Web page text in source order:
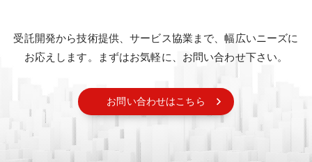
受託開発から技術提供、サービス協業まで、幅広いニーズに
お応えします。 まずはお気軽に、お問い合わせ下さい。
お問い合わせはこちら